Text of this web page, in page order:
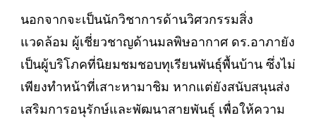
นอกจากจะเป็นนักวิชาการด้านวิศวกรรมสิ่ง
แวดล้อม ผู้เชี่ยวชาญด้านมลพิษอากาศ ดร.อาภายัง
เป็นผู้บริโภคที่นิยมชมชอบทุเรียนพันธุ์พื้นบ้าน ซึ่งไม่
เพียงทำหน้าที่เสาะหามาชิม หากแต่ยังสนับสนุนส่ง
เสริมการอนุรักษ์และพัฒนาสายพันธุ์ เพื่อให้ความ